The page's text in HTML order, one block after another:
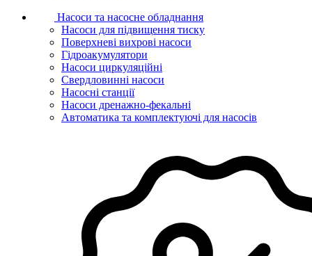
Насоси та насосне обладнання
Насоси для підвищення тиску
Поверхневі вихрові насоси
Гідроакумулятори
Насоси циркуляційні
Свердловинні насоси
Насосні станції
Насоси дренажно-фекальні
Автоматика та комплектуючі для насосів